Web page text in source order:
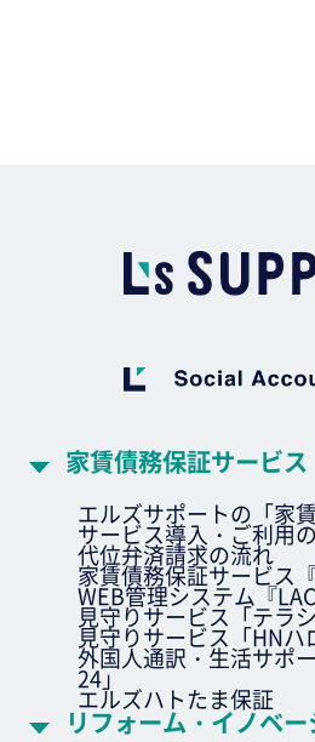
家賃債務保証サービス
エルズサポートの「家
サービス導入・ご利用
代位弁済請求の流れ
家賃債務保証サービス
WEB管理システム『
見守りサービス「テラ
見守りサービス「HNハ
外国人通訳・生活サポ
24」
エルズハトたま保証
リフォーム・イノベ